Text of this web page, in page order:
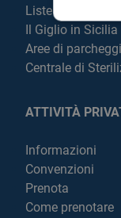
Liste di attesa
Il Giglio in Sicilia
Aree di
Centrale di
ATTIVITÀ
Informazioni
Convenzioni
Prenota
Come prenotare